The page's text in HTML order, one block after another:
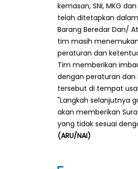
kemasan, SNI, MKG
telah ditetapkan
Barang Beredar Dan/
tim masih
peraturan dan
Tim memberikan
dengan peraturan
tersebut di tempat
"Langkah selanjutnya
akan memberikan
yang tidak sesuai
(ARU/NAI)